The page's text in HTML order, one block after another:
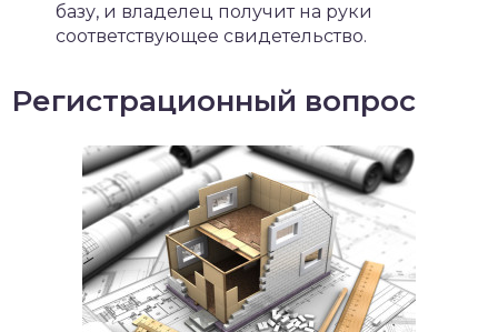
базу, и владелец получит на руки
соответствующее свидетельство.
Регистрационный вопрос